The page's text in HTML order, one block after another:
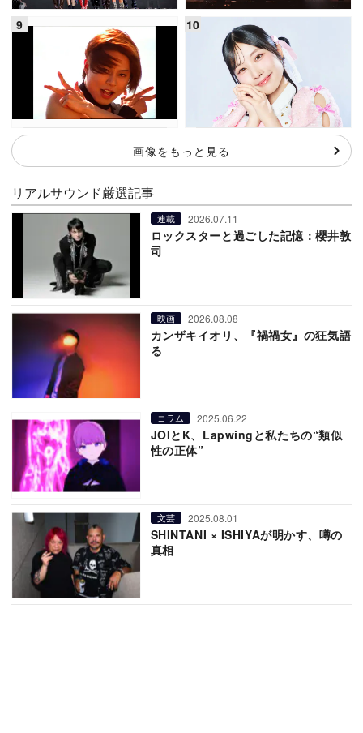
画像をもっと見る
リアルサウンド厳選記事
連載 2026.07.11
ロックスターと過ごした記憶：櫻井敦
司
映画 2026.08.08
カンザキイオリ、『禍禍女』の狂気語
る
コラム 2025.06.22
JOIとK、Lapwingと私たちの“類似
性の正体”
文芸 2025.08.01
SHINTANI × ISHIYAが明かす、噂の
真相